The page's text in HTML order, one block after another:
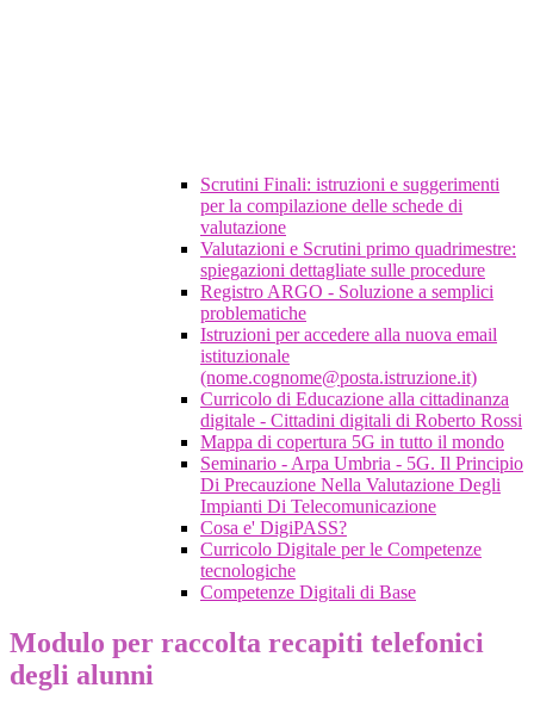
Scrutini Finali: istruzioni e suggerimenti
per la compilazione delle schede di
valutazione
Valutazioni e Scrutini primo quadrimestre:
spiegazioni dettagliate sulle procedure
Registro ARGO - Soluzione a semplici
problematiche
Istruzioni per accedere alla nuova email
istituzionale
(nome.cognome@posta.istruzione.it)
Curricolo di Educazione alla cittadinanza
digitale - Cittadini digitali di Roberto Rossi
Mappa di copertura 5G in tutto il mondo
Seminario - Arpa Umbria - 5G. Il Principio
Di Precauzione Nella Valutazione Degli
Impianti Di Telecomunicazione
Cosa e' DigiPASS?
Curricolo Digitale per le Competenze
tecnologiche
Competenze Digitali di Base
Modulo per raccolta recapiti telefonici
degli alunni